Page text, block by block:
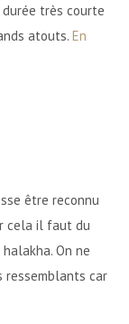
très courte
atouts.En
être reconnu
cela il faut du
On ne
ressemblants car